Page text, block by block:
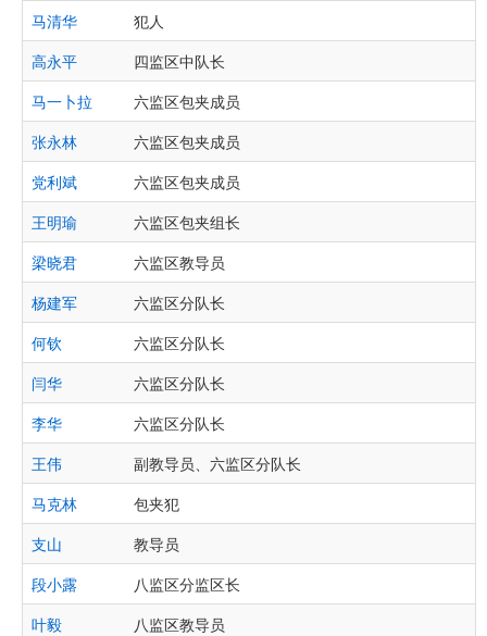
马清华
犯人
高永平
四监区中队长
马一卜拉
六监区包夹成员
张永林
六监区包夹成员
党利斌
六监区包夹成员
王明瑜
六监区包夹组长
梁晓君
六监区教导员
杨建军
六监区分队长
何钦
六监区分队长
闫华
六监区分队长
李华
六监区分队长
王伟
副教导员、六监区分队长
马克林
包夹犯
支山
教导员
段小露
八监区分监区长
叶毅
八监区教导员